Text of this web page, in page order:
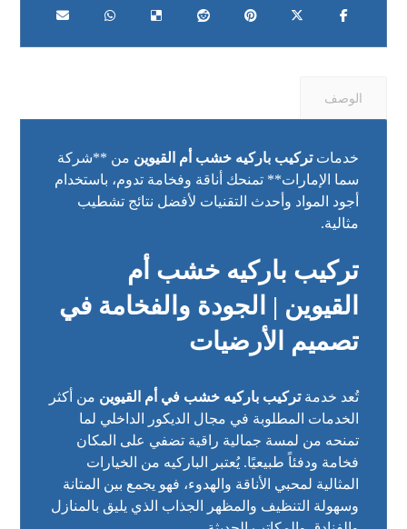
الوصف
خدماتتركيب باركيه خشب أم القيوين من **شركة
سما الإمارات** تمنحك أناقة وفخامة تدوم، باستخدام
أجود المواد وأحدث التقنيات لأفضل نتائج تشطيب
مثالية.
تركيب باركيه خشب أم
القيوين | الجودة والفخامة في
تصميم الأرضيات
تُعد خدمةتركيب باركيه خشب في أم القيوين من أكثر
الخدمات المطلوبة في مجال الديكور الداخلي لما
تمنحه من لمسة جمالية راقية تضفي على المكان
فخامة ودفئاً طبيعيًا. يُعتبر الباركيه من الخيارات
المثالية لمحبي الأناقة والهدوء، فهو يجمع بين المتانة
وسهولة التنظيف والمظهر الجذاب الذي يليق بالمنازل